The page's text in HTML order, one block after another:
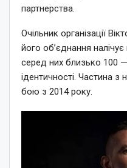
партнерства.
Очільник організації
його об’єднання
серед них близько 100 —
ідентичності. Частина з
бою з 2014 року.